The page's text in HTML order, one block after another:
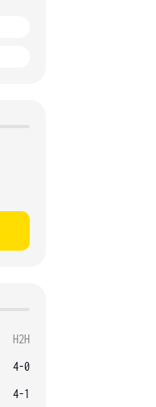
H2H
4-0
4-1